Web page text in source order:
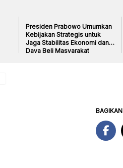
Presiden Prabowo Umumkan
Kebijakan Strategis untuk
Jaga Stabilitas Ekonomi dan
Daya Beli Masyarakat
BAGIKAN